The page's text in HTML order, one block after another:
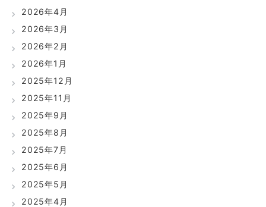
2026年4月
2026年3月
2026年2月
2026年1月
2025年12月
2025年11月
2025年9月
2025年8月
2025年7月
2025年6月
2025年5月
2025年4月